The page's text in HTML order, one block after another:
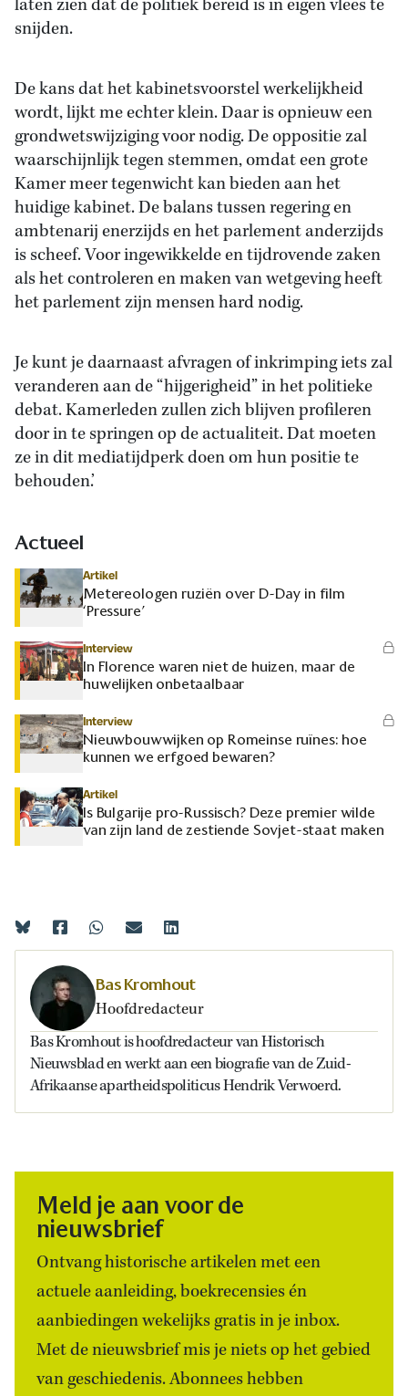
laten zien dat de politiek bereid is in eigen vlees te
snijden.
De kans dat het kabinetsvoorstel werkelijkheid
wordt, lijkt me echter klein. Daar is opnieuw een
grondwetswijziging voor nodig. De oppositie zal
waarschijnlijk tegen stemmen, omdat een grote
Kamer meer tegenwicht kan bieden aan het
huidige kabinet. De balans tussen regering en
ambtenarij enerzijds en het parlement anderzijds
is scheef. Voor ingewikkelde en tijdrovende zaken
als het controleren en maken van wetgeving heeft
het parlement zijn mensen hard nodig.
Je kunt je daarnaast afvragen of inkrimping iets zal
veranderen aan de “hijgerigheid” in het politieke
debat. Kamerleden zullen zich blijven profileren
door in te springen op de actualiteit. Dat moeten
ze in dit mediatijdperk doen om hun positie te
behouden.’
Actueel
Artikel
Metereologen ruziën over D-Day in film
‘Pressure’
Interview
In Florence waren niet de huizen, maar de
huwelijken onbetaalbaar
Interview
Nieuwbouwwijken op Romeinse ruïnes: hoe
kunnen we erfgoed bewaren?
Artikel
Is Bulgarije pro-Russisch? Deze premier wilde
van zijn land de zestiende Sovjet-staat maken
Bas Kromhout
Hoofdredacteur
Bas Kromhout is hoofdredacteur van Historisch
Nieuwsblad en werkt aan een biografie van de Zuid-
Afrikaanse apartheidspoliticus Hendrik Verwoerd.
Meld je aan voor de
nieuwsbrief
Ontvang historische artikelen met een
actuele aanleiding, boekrecensies én
aanbiedingen wekelijks gratis in je inbox.
Met de nieuwsbrief mis je niets op het gebied
van geschiedenis. Abonnees hebben